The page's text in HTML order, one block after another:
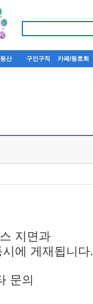
산 구인구직 카페/동호회
지면과
에 게재됩니다.
문의